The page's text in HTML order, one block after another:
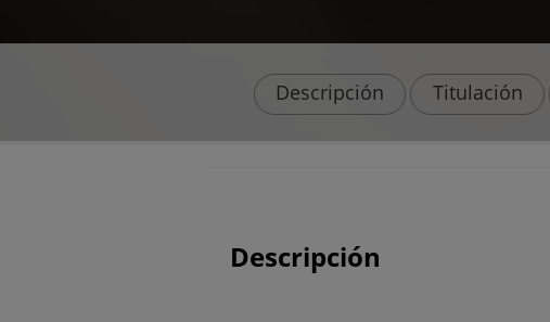
Descripción Titulación
Descripción